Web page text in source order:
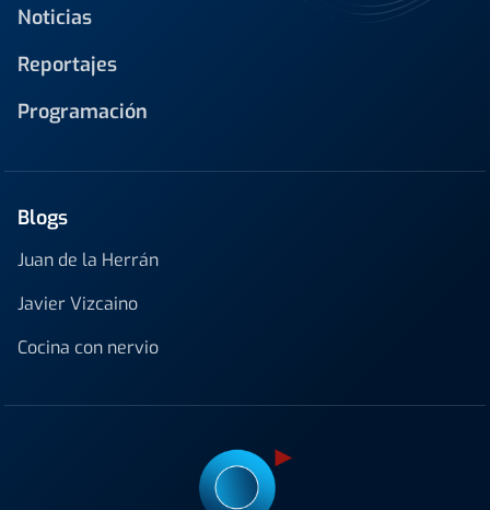
Noticias
Reportajes
Programación
Blogs
Juan de la Herrán
Javier Vizcaino
Cocina con nervio